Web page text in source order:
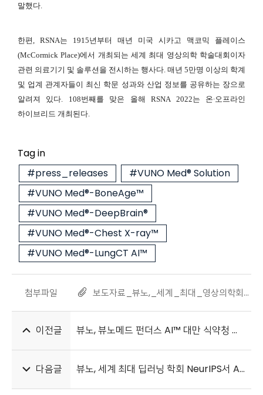
말했다.
한편, RSNA는 1915년부터 매년 미국 시카고 맥코믹 플레이스
(McCormick Place)에서 개최되는 세계 최대 영상의학 학술대회이자
관련 의료기기 및 솔루션을 전시하는 행사다. 매년 5만명 이상의 학계
및 업계 관계자들이 최신 학문 성과와 산업 정보를 공유하는 장으로
알려져 있다. 108번째를 맞은 올해 RSNA 2022는 온∙오프라인
하이브리드 개최된다.
Tag in
#press_releases
#VUNO Med® Solution
#VUNO Med®-BoneAge™
#VUNO Med®-DeepBrain®
#VUNO Med®-Chest X-ray™
#VUNO Med®-LungCT AI™
첨부파일 보도자료_뷰노,_세계_최대_영상의학회_RSNA_2022_참가_20221124.pdf
이전글 뷰노, 뷰노메드 펀더스 AI™ 대만 식약청 의료기기 인증 획득
다음글 뷰노, 세계 최대 딥러닝 학회 NeurIPS서 AI 기술력 입증